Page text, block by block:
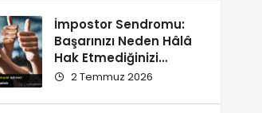
İmpostor Sendromu:
Başarınızı Neden Hâlâ
Hak Etmediğinizi
Düşünüyorsunuz?
2 Temmuz 2026